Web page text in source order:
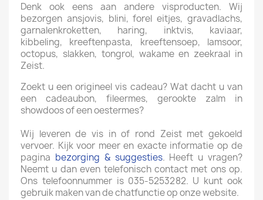
Denk ook eens aan andere visproducten. Wij
bezorgen ansjovis, blini, forel eitjes, gravadlachs,
garnalenkroketten, haring, inktvis, kaviaar,
kibbeling, kreeftenpasta, kreeftensoep, lamsoor,
octopus, slakken, tongrol, wakame en zeekraal in
Zeist.
Zoekt u een origineel vis cadeau? Wat dacht u van
een cadeaubon, fileermes, gerookte zalm in
showdoos of een oestermes?
Wij leveren de vis in of rond Zeist met gekoeld
vervoer. Kijk voor meer en exacte informatie op de
pagina bezorging & suggesties. Heeft u vragen?
Neemt u dan even telefonisch contact met ons op.
Ons telefoonnummer is 035-5253282. U kunt ook
gebruik maken van de chatfunctie op onze website.